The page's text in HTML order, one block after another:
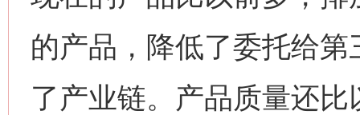
的产品，降低了委托给
了产业链。产品质量还